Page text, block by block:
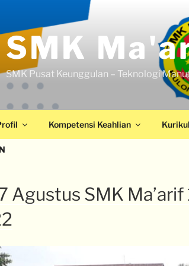
SMK
SMK Pusat Keunggulan – Teknologi
Kompetensi Keahlian
Agustus SMK